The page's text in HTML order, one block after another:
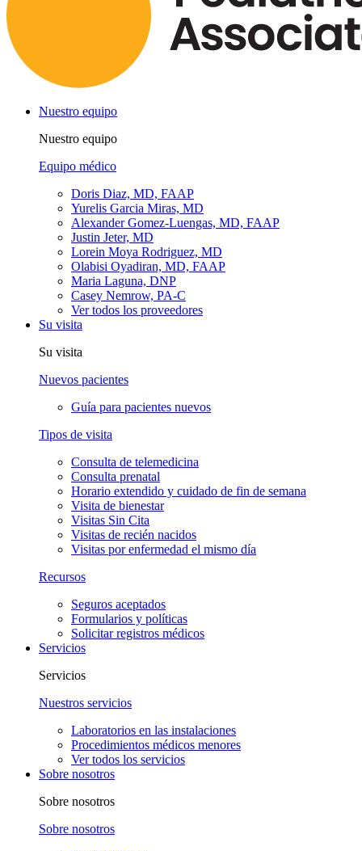
Nuestro equipo
Nuestro equipo
Equipo médico
Doris Diaz, MD, FAAP
Yurelis Garcia Miras, MD
Alexander Gomez-Luengas, MD, FAAP
Justin Jeter, MD
Lorein Moya Rodriguez, MD
Olabisi Oyadiran, MD, FAAP
Maria Laguna, DNP
Casey Nemrow, PA-C
Ver todos los proveedores
Su visita
Su visita
Nuevos pacientes
Guía para pacientes nuevos
Tipos de visita
Consulta de telemedicina
Consulta prenatal
Horario extendido y cuidado de fin de semana
Visita de bienestar
Visitas Sin Cita
Visitas de recién nacidos
Visitas por enfermedad el mismo día
Recursos
Seguros aceptados
Formularios y políticas
Solicitar registros médicos
Servicios
Servicios
Nuestros servicios
Laboratorios en las instalaciones
Procedimientos médicos menores
Ver todos los servicios
Sobre nosotros
Sobre nosotros
Sobre nosotros